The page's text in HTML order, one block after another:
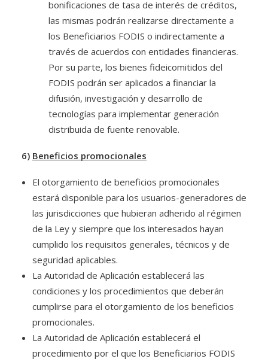
bonificaciones de tasa de interés de créditos,
las mismas podrán realizarse directamente a
los Beneficiarios FODIS o indirectamente a
través de acuerdos con entidades financieras.
Por su parte, los bienes fideicomitidos del
FODIS podrán ser aplicados a financiar la
difusión, investigación y desarrollo de
tecnologías para implementar generación
distribuida de fuente renovable.
6) Beneficios promocionales
El otorgamiento de beneficios promocionales
estará disponible para los usuarios-generadores de
las jurisdicciones que hubieran adherido al régimen
de la Ley y siempre que los interesados hayan
cumplido los requisitos generales, técnicos y de
seguridad aplicables.
La Autoridad de Aplicación establecerá las
condiciones y los procedimientos que deberán
cumplirse para el otorgamiento de los beneficios
promocionales.
La Autoridad de Aplicación establecerá el
procedimiento por el que los Beneficiarios FODIS